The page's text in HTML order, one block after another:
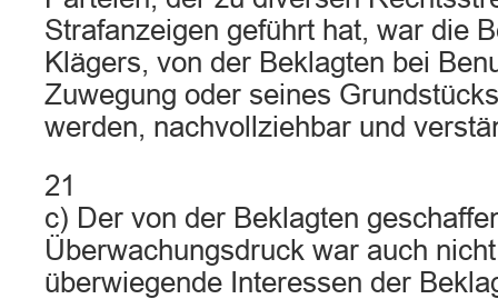
Strafanzeigen geführt hat, war die
Klägers, von der Beklagten bei
Zuwegung oder seines
werden, nachvollziehbar und
21
c) Der von der Beklagten
Überwachungsdruck war auch
überwiegende Interessen der